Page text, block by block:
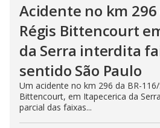
Acidente no km
Régis Bittencourt
da Serra interdita
sentido São Paulo
Um acidente no km 296 da BR-
Bittencourt, em Itapecerica da
parcial das faixas...